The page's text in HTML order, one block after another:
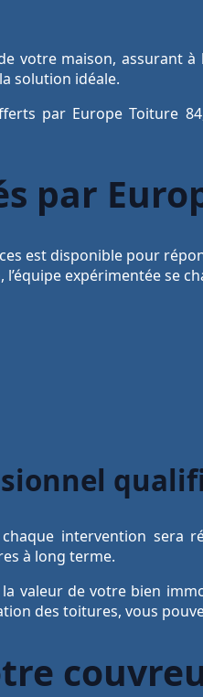
votre maison, assurant
solution idéale.
par Europe Toiture
par
est disponible pour
expérimentée se
intervention sera
à long terme.
valeur de votre bien
des toitures, vous